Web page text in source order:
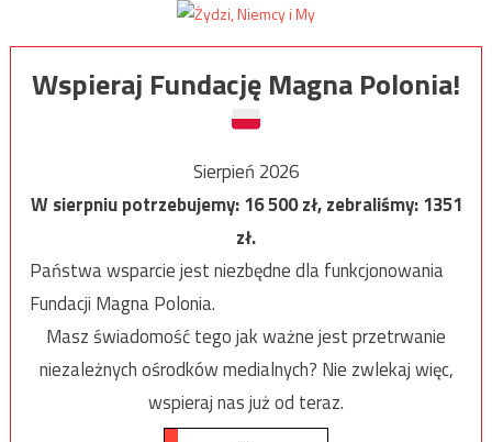
Wspieraj Fundację Magna Polonia!
Sierpień 2026
W sierpniu potrzebujemy:16 500zł, zebraliśmy:1351
zł.
Państwa wsparcie jest niezbędne dla funkcjonowania
Fundacji Magna Polonia.
Masz świadomość tego jak ważne jest przetrwanie
niezależnych ośrodków medialnych? Nie zwlekaj więc,
wspieraj nas już od teraz.